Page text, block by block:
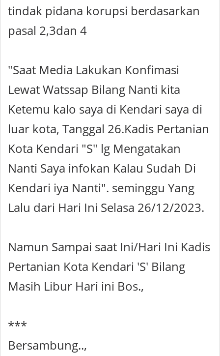
tindak pidana korupsi berdasarkan
pasal 2,3dan 4
"Saat Media Lakukan Konfimasi
Lewat Watssap Bilang Nanti kita
Ketemu kalo saya di Kendari saya di
luar kota, Tanggal 26.Kadis Pertanian
Kota Kendari "S" lg Mengatakan
Nanti Saya infokan Kalau Sudah Di
Kendari iya Nanti". seminggu Yang
Lalu dari Hari Ini Selasa 26/12/2023.
Namun Sampai saat Ini/Hari Ini Kadis
Pertanian Kota Kendari 'S' Bilang
Masih Libur Hari ini Bos.,
***
Bersambung..,